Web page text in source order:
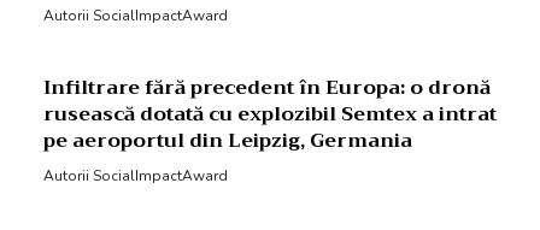
Autorii SocialImpactAward
Infiltrare fără precedent în Europa: o dronă
rusească dotată cu explozibil Semtex a intrat
pe aeroportul din Leipzig, Germania
Autorii SocialImpactAward